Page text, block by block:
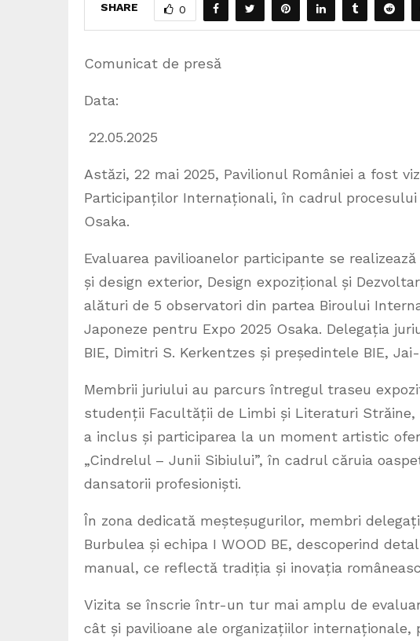
SHARE 0
Comunicat de presă
Data:
22.05.2025
Astăzi, 22 mai 2025, Pavilionul României a fost
Participanților Internaționali, în cadrul
Osaka.
Evaluarea pavilioanelor participante se
și design exterior, Design expozițional și
alături de 5 observatori din partea Biroului
Japoneze pentru Expo 2025 Osaka. Delegația
BIE, Dimitri S. Kerkentzes și președintele BIE,
Membrii juriului au parcurs întregul traseu
studenții Facultății de Limbi și Literaturi
a inclus și participarea la un moment artistic
„Cindrelul – Junii Sibiului”, în cadrul căruia
dansatorii profesioniști.
În zona dedicată meșteșugurilor, membri
Burbulea și echipa I WOOD BE, descoperind
manual, ce reflectă tradiția și inovația
Vizita se înscrie într-un tur mai amplu de
cât și pavilioane ale organizațiilor internaționale,